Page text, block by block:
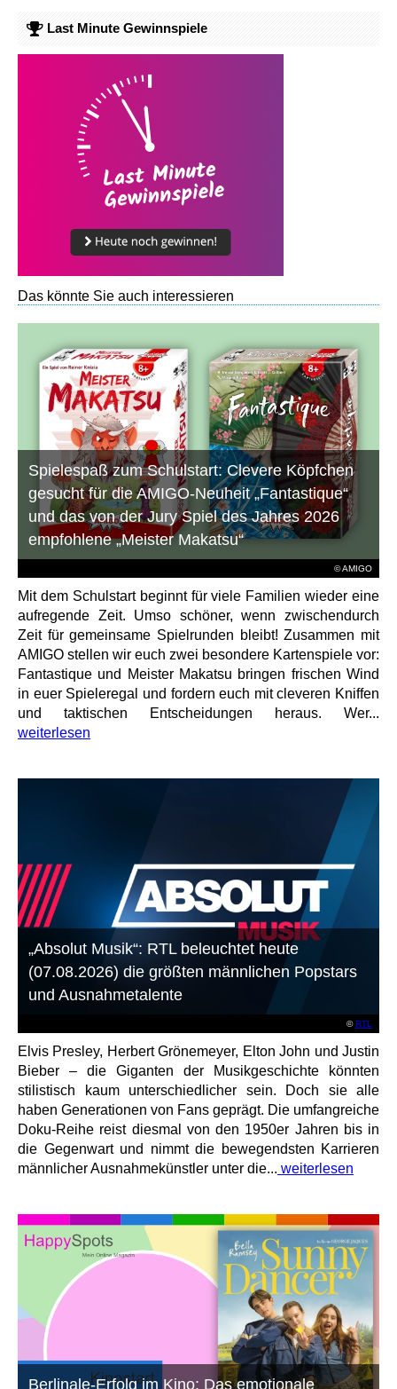
Last Minute Gewinnspiele
Das könnte Sie auch interessieren
© AMIGO
Spielespaß zum Schulstart: Clevere Köpfchen
gesucht für die AMIGO-Neuheit „Fantastique“
und das von der Jury Spiel des Jahres 2026
empfohlene „Meister Makatsu“
Mit dem Schulstart beginnt für viele Familien wieder eine
aufregende Zeit. Umso schöner, wenn zwischendurch
Zeit für gemeinsame Spielrunden bleibt! Zusammen mit
AMIGO stellen wir euch zwei besondere Kartenspiele vor:
Fantastique und Meister Makatsu bringen frischen Wind
in euer Spieleregal und fordern euch mit cleveren Kniffen
und taktischen Entscheidungen heraus. Wer...
weiterlesen
©RTL
„Absolut Musik“: RTL beleuchtet heute
(07.08.2026) die größten männlichen Popstars
und Ausnahmetalente
Elvis Presley, Herbert Grönemeyer, Elton John und Justin
Bieber – die Giganten der Musikgeschichte könnten
stilistisch kaum unterschiedlicher sein. Doch sie alle
haben Generationen von Fans geprägt. Die umfangreiche
Doku-Reihe reist diesmal von den 1950er Jahren bis in
die Gegenwart und nimmt die bewegendsten Karrieren
männlicher Ausnahmekünstler unter die... weiterlesen
Berlinale-Erfolg im Kino: Das emotionale